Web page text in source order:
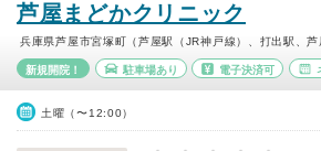
芦屋まどかクリニック
兵庫県芦屋市宮塚町（芦屋駅（JR神戸線）、打出駅、芦
新規開院！ 駐車場あり 電子決済可
土曜（〜12:00）